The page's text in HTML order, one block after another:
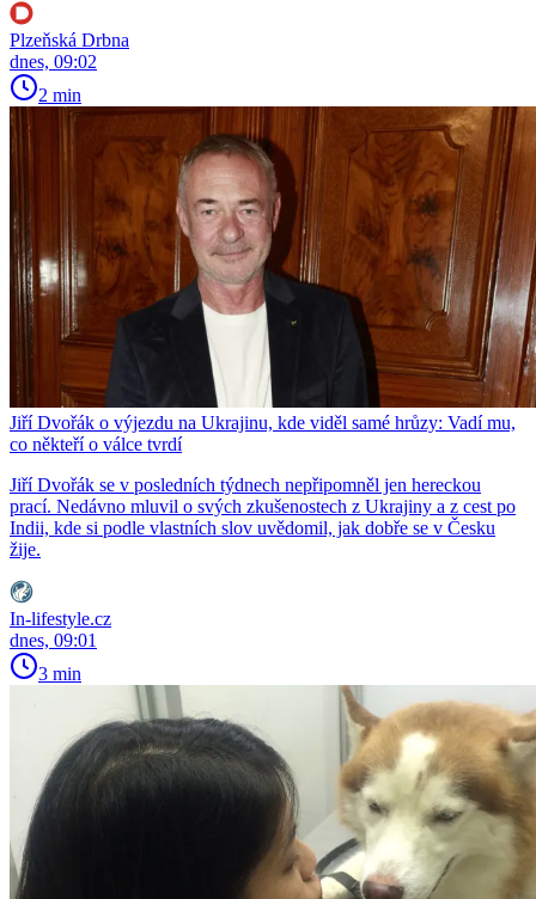
Plzeňská Drbna
dnes, 09:02
2 min
Jiří Dvořák o výjezdu na Ukrajinu, kde viděl samé hrůzy: Vadí mu,
co někteří o válce tvrdí
Jiří Dvořák se v posledních týdnech nepřipomněl jen hereckou
prací. Nedávno mluvil o svých zkušenostech z Ukrajiny a z cest po
Indii, kde si podle vlastních slov uvědomil, jak dobře se v Česku
žije.
In-lifestyle.cz
dnes, 09:01
3 min